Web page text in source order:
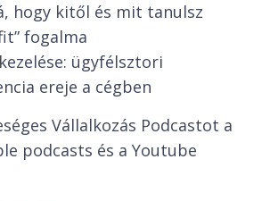
hogy kitől és mit tanulsz
fogalma
ügyfélsztori
ereje a cégben
Vállalkozás Podcastot a
podcasts és a Youtube